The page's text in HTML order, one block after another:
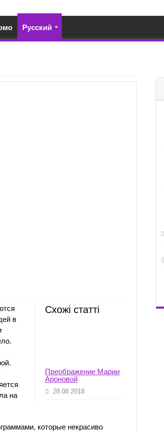
Русский
Схожі статті
Преображение Марии
Ароновой
28.08.2018
в
на
которые некрасиво